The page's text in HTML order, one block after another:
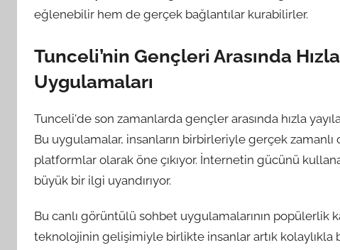
eğlenebilir hem de gerçek bağlantılar kurabilirler.
Tunceli’nin Gençleri Arasında
Uygulamaları
Tunceli'de son zamanlarda gençler arasında hızla
Bu uygulamalar, insanların birbirleriyle gerçek
platformlar olarak öne çıkıyor. İnternetin gücünü
büyük bir ilgi uyandırıyor.
Bu canlı görüntülü sohbet uygulamalarının popülerlik
teknolojinin gelişimiyle birlikte insanlar artık